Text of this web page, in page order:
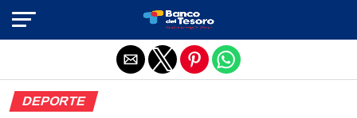
DEPORTE
Salir de la versión móvil